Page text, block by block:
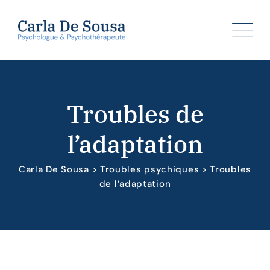
content
Troubles de
l’adaptation
Carla De Sousa > Troubles psychiques >Troubles
de l’adaptation